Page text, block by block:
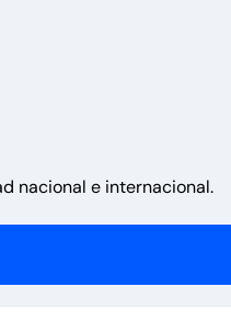
a las familias de
una semana
nacional e internacional.